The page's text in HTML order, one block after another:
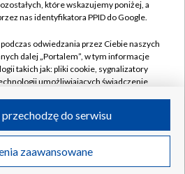
Pomoc
Kontakt
Kanały
Polska S.A. w likwidacji
które wskazujemy poniżej, a
nas identyfikatora PPID do Google.
odwiedzania przez Ciebie naszych
dalej „Portalem”, w tym informacje
takich jak: pliki cookie, sygnalizatory
umożliwiających świadczenie
odwiedzania przez Ciebie
takie jak adresy IP, identyfikatory
zaawansowane
do serwisu